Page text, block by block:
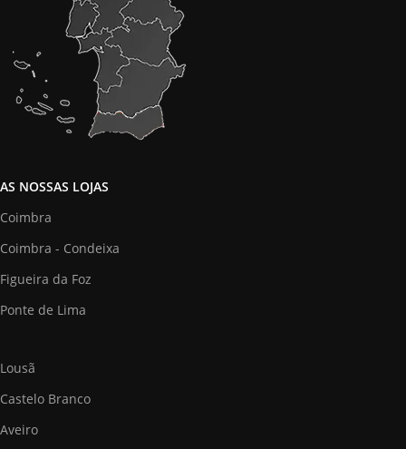
AS NOSSAS LOJAS
Coimbra
Coimbra - Condeixa
Figueira da Foz
Ponte de Lima
Lousã
Castelo Branco
Aveiro